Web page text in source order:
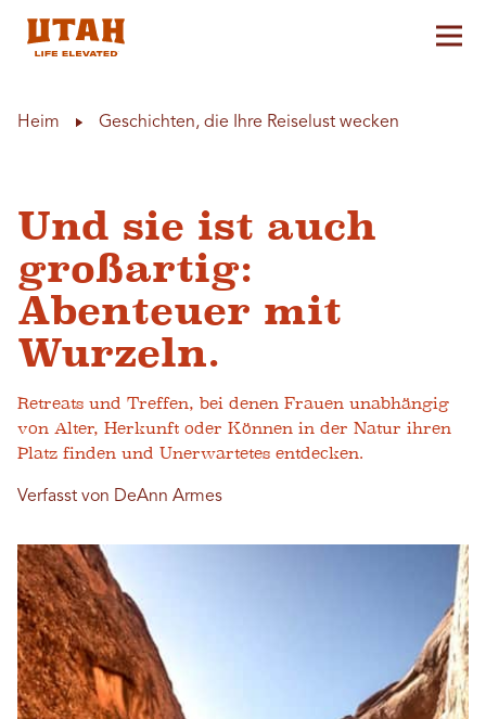
Heim Geschichten, die Ihre Reiselust wecken
Und sie ist auch
großartig:
Abenteuer mit
Wurzeln.
Retreats und Treffen, bei denen Frauen unabhängig
von Alter, Herkunft oder Können in der Natur ihren
Platz finden und Unerwartetes entdecken.
Verfasst von DeAnn Armes